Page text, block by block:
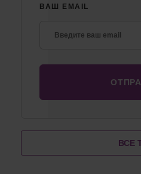
ВАШ EMAIL
ВСЕ